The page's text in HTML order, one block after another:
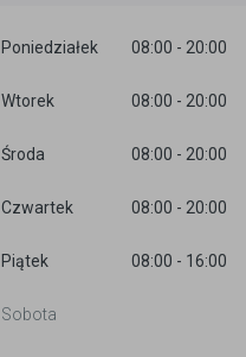
Poniedziałek 08:00 - 20:00
Wtorek 08:00 - 20:00
Środa 08:00 - 20:00
Czwartek 08:00 - 20:00
Piątek 08:00 - 16:00
Sobota